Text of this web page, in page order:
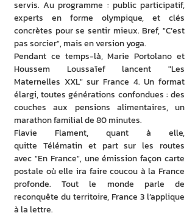
servis. Au programme : public participatif,
experts en forme olympique, et clés
concrètes pour se sentir mieux. Bref, "C’est
pas sorcier", mais en version yoga.
Pendant ce temps-là, Marie Portolano et
Houssem Loussaïef lancent "Les
Maternelles XXL" sur France 4. Un format
élargi, toutes générations confondues : des
couches aux pensions alimentaires, un
marathon familial de 80 minutes.
Flavie Flament, quant à elle,
quitte Télématin et part sur les routes
avec "En France", une émission façon carte
postale où elle ira faire coucou à la France
profonde. Tout le monde parle de
reconquête du territoire, France 3 l’applique
à la lettre.